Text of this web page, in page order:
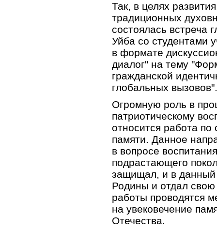
Так, в целях
традиционных
состоялась встреча
Уйба со студентами
в формате
диалог" на тему
гражданской
глобальных
Огромную роль в
патриотическому
относится работа
памяти. Данное
в вопросе
подрастающего
защищал, и в данный
Родины и отдал
работы проводятся
на увековечение
Отечества.